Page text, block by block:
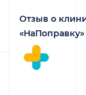
Отзыв о
«НаПоправку»